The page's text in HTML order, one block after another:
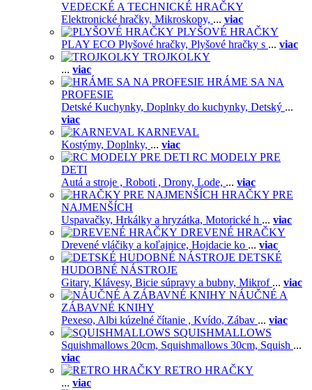
VEDECKÉ A TECHNICKÉ HRAČKY
Elektronické hračky, Mikroskopy, ... viac
PLYŠOVÉ HRAČKY
PLAY ECO Plyšové hračky, Plyšové hračky s ... viac
TROJKOLKY
... viac
HRÁME SA NA
PROFESIE
Detské Kuchynky, Doplnky do kuchynky, Detský ...
viac
KARNEVAL
Kostýmy, Doplnky, ... viac
RC MODELY PRE
DETI
Autá a stroje , Roboti , Drony, Lode, ... viac
HRAČKY PRE
NAJMENŠÍCH
Uspavačky, Hrkálky a hryzátka, Motorické h ... viac
DREVENÉ HRAČKY
Drevené vláčiky a koľajnice, Hojdacie ko ... viac
DETSKÉ
HUDOBNÉ NÁSTROJE
Gitary, Klávesy, Bicie súpravy a bubny, Mikrof ... viac
NÁUČNÉ A
ZÁBAVNÉ KNIHY
Pexeso, Albi kúzelné čítanie , Kvído, Zábav ... viac
SQUISHMALLOWS
Squishmallows 20cm, Squishmallows 30cm, Squish ...
viac
RETRO HRAČKY
... viac